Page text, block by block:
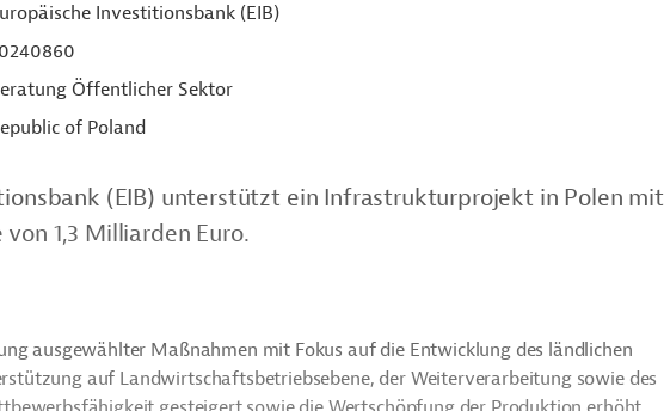
Investitionsbank (EIB)
Öffentlicher Sektor
of Poland
(EIB) unterstützt ein Infrastrukturprojekt in Polen mit
1,3 Milliarden Euro.
ausgewählter Maßnahmen mit Fokus auf die Entwicklung des ländlichen
auf Landwirtschaftsbetriebsebene, der Weiterverarbeitung sowie des